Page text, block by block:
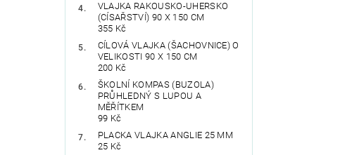
VLAJKA RAKOUSKO-UHERSKO
(CÍSAŘSTVÍ) 90 X 150 CM
355 Kč
CÍLOVÁ VLAJKA (ŠACHOVNICE) O
VELIKOSTI 90 X 150 CM
200 Kč
ŠKOLNÍ KOMPAS (BUZOLA)
PRŮHLEDNÝ S LUPOU A
MĚŘÍTKEM
99 Kč
PLACKA VLAJKA ANGLIE 25 MM
25 Kč